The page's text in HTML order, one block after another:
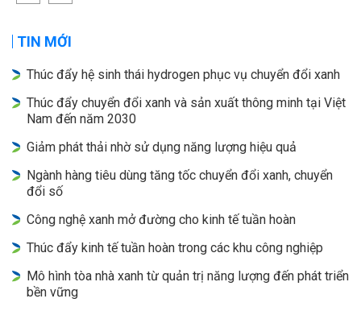
TIN MỚI
Thúc đẩy hệ sinh thái hydrogen phục vụ chuyển đổi xanh
Thúc đẩy chuyển đổi xanh và sản xuất thông minh tại Việt
Nam đến năm 2030
Giảm phát thải nhờ sử dụng năng lượng hiệu quả
Ngành hàng tiêu dùng tăng tốc chuyển đổi xanh, chuyển
đổi số
Công nghệ xanh mở đường cho kinh tế tuần hoàn
Thúc đẩy kinh tế tuần hoàn trong các khu công nghiệp
Mô hình tòa nhà xanh từ quản trị năng lượng đến phát triển
bền vững